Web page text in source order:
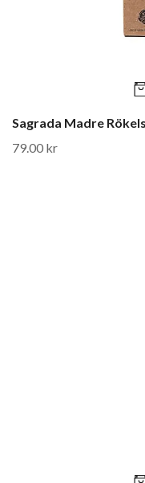
Sagrada Madre
79.00 kr